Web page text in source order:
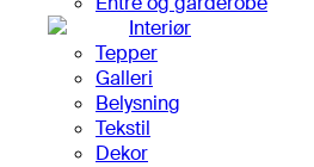
Interiør
Tepper
Galleri
Belysning
Tekstil
Dekor